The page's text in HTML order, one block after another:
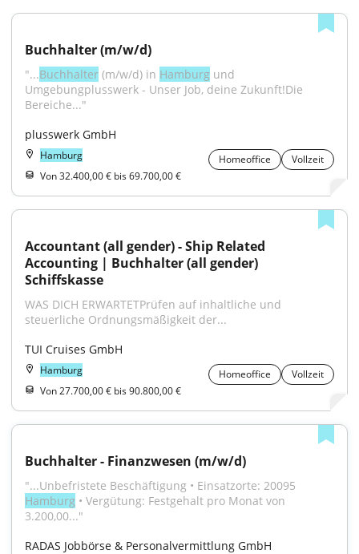
Buchhalter (m/w/d)
"...Buchhalter (m/w/d) in Hamburg und
Umgebungplusswerk - Unser Job, deine Zukunft!Die
Bereiche..."
plusswerk GmbH
Hamburg Homeoffice
Vollzeit
Von 32.400,00 € bis 69.700,00 €
Accountant (all gender) - Ship Related
Accounting | Buchhalter (all gender)
Schiffskasse
WAS DICH ERWARTETPrüfen auf inhaltliche und
steuerliche Ordnungsmäßigkeit der...
TUI Cruises GmbH
Hamburg Homeoffice
Vollzeit
Von 27.700,00 € bis 90.800,00 €
Buchhalter - Finanzwesen (m/w/d)
Hamburg • Vergütung: Festgehalt pro Monat von
3.200,00..."
RADAS Jobbörse & Personalvermittlung GmbH